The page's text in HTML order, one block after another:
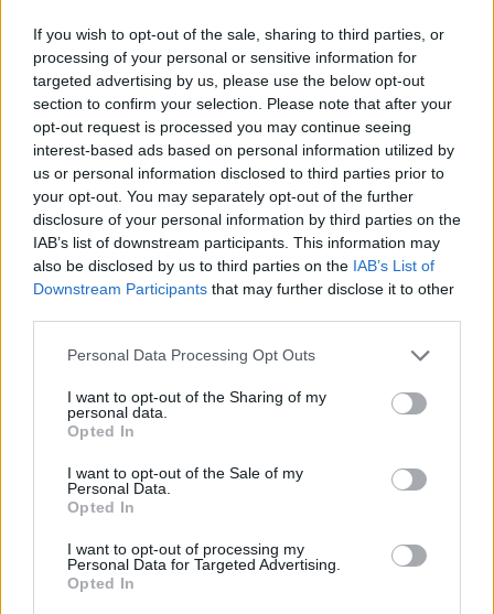
If you wish to opt-out of the sale, sharing to third parties, or
processing of your personal or sensitive information for
targeted advertising by us, please use the below opt-out
section to confirm your selection. Please note that after your
opt-out request is processed you may continue seeing
interest-based ads based on personal information utilized by
us or personal information disclosed to third parties prior to
your opt-out. You may separately opt-out of the further
disclosure of your personal information by third parties on the
IAB’s list of downstream participants. This information may
also be disclosed by us to third parties on the IAB’s List of
Downstream Participants that may further disclose it to other
Personal Data Processing Opt Outs
I want to opt-out of the Sharing of my
personal data.
Opted In
I want to opt-out of the Sale of my
Personal Data.
Opted In
I want to opt-out of processing my
Personal Data for Targeted Advertising.
Opted In
cu 315 săptămâni
consecutive în Top 10
mondial
*Victorie
extraterestră a lui
Bayern München: 8-2
cu FC Barcelona, în
„sferturile” Ligii
Campionilor!
Varane a îngropat Real Madrid, prin două pase
de gol date adversarilor